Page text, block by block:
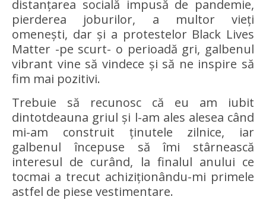
distanțarea socială impusă de pandemie,
pierderea joburilor, a multor vieți
omenești, dar și a protestelor Black Lives
Matter -pe scurt- o perioadă gri, galbenul
vibrant vine să vindece și să ne inspire să
fim mai pozitivi.
Trebuie să recunosc că eu am iubit
dintotdeauna griul și l-am ales alesea când
mi-am construit ținutele zilnice, iar
galbenul începuse să îmi stârnească
interesul de curând, la finalul anului ce
tocmai a trecut achiziționându-mi primele
astfel de piese vestimentare.